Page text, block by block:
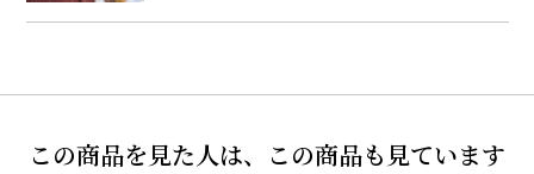
この商品を見た人は、この商品も見ています